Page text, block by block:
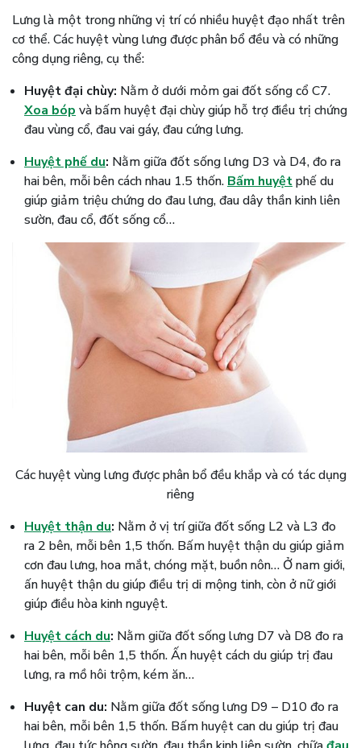
Lưng là một trong những vị trí có nhiều huyệt đạo nhất trên
cơ thể. Các huyệt vùng lưng được phân bổ đều và có những
công dụng riêng, cụ thể:
Huyệt đại chùy: Nằm ở dưới mỏm gai đốt sống cổ C7.
Xoa bóp và bấm huyệt đại chùy giúp hỗ trợ điều trị chứng
đau vùng cổ, đau vai gáy, đau cứng lưng.
Huyệt phế du: Nằm giữa đốt sống lưng D3 và D4, đo ra
hai bên, mỗi bên cách nhau 1.5 thốn. Bấm huyệtphế du
giúp giảm triệu chứng do đau lưng, đau dây thần kinh liên
sườn, đau cổ, đốt sống cổ…
Các huyệt vùng lưng được phân bổ đều khắp và có tác dụng
riêng
Huyệt thận du: Nằm ở vị trí giữa đốt sống L2 và L3 đo
ra 2 bên, mỗi bên 1,5 thốn. Bấm huyệt thận du giúp giảm
cơn đau lưng, hoa mắt, chóng mặt, buồn nôn… Ở nam giới,
ấn huyệt thận du giúp điều trị di mộng tinh, còn ở nữ giới
giúp điều hòa kinh nguyệt.
Huyệt cách du: Nằm giữa đốt sống lưng D7 và D8 đo ra
hai bên, mỗi bên 1,5 thốn. Ấn huyệt cách du giúp trị đau
lưng, ra mồ hôi trộm, kém ăn…
Huyệt can du: Nằm giữa đốt sống lưng D9 – D10 đo ra
hai bên, mỗi bên 1,5 thốn. Bấm huyệt can du giúp trị đau